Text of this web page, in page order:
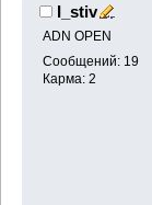
I_stiv
ADN OPEN
Сообщений: 19
Карма: 2